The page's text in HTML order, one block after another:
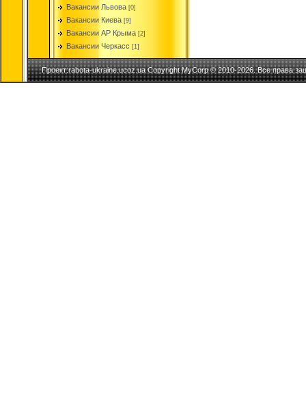
Вакансии Львова [0]
Вакансии Киева [9]
Вакансии АР Крыма [2]
Вакансии Черкасс [1]
Проект:rabota-ukraine.ucoz.ua Copyright MyCorp © 2010-2026. Все права